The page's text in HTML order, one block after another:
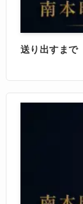
送り出すまで